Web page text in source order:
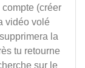
(créer
vidéo volé
la
tu retourne
sur le